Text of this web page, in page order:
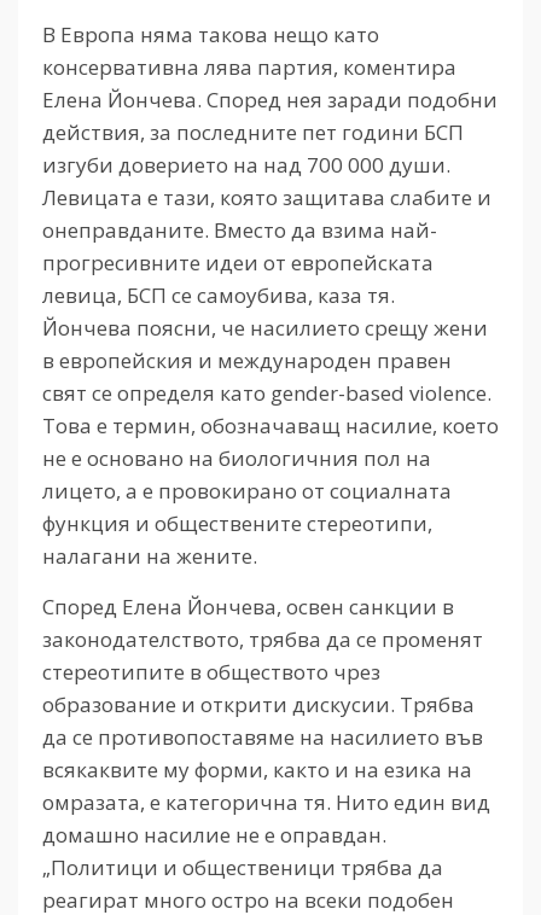
В Европа няма такова нещо като
консервативна лява партия, коментира
Елена Йончева. Според нея заради подобни
действия, за последните пет години БСП
изгуби доверието на над 700 000 души.
Левицата е тази, която защитава слабите и
онеправданите. Вместо да взима най-
прогресивните идеи от европейската
левица, БСП се самоубива, каза тя.
Йончева поясни, че насилието срещу жени
в европейския и международен правен
свят се определя като gender-based violence.
Това е термин, обозначаващ насилие, което
не е основано на биологичния пол на
лицето, а е провокирано от социалната
функция и обществените стереотипи,
налагани на жените.
Според Елена Йончева, освен санкции в
законодателството, трябва да се променят
стереотипите в обществото чрез
образование и открити дискусии. Трябва
да се противопоставяме на насилието във
всякаквите му форми, както и на езика на
омразата, е категорична тя. Нито един вид
домашно насилие не е оправдан.
„Политици и общественици трябва да
реагират много остро на всеки подобен